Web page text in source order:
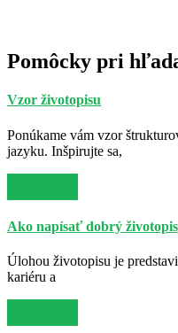
Pomôcky pri
Vzor životopisu
Ponúkame vám vzor
jazyku. Inšpirujte sa,
Ako napísať dobrý životopis
Úlohou životopisu je
kariéru a